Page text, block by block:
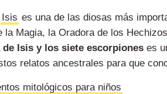
Isis es una de las diosas más
la Magia, la Oradora de los
de Isis y los siete escorpiones es
relatos ancestrales para que
mitológicos para niños